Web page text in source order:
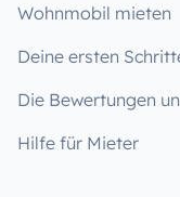
Wohnmobil mieten
Deine ersten
Die Bewertungen
Hilfe für Mieter